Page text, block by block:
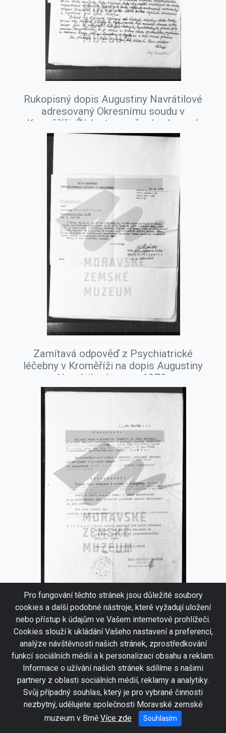
Pro fungování těchto stránek jsou důležité soubory
cookies a další podobné nástroje, které vyžadují uložení
nebo přístup k údajům ve Vašem internetové prohlížeči.
Cookies slouží k ukládání Vašeho nastavení a preferencí,
analýze návštěvnosti našich stránek, zprostředkování
funkcí sociálních médií a k personalizaci obsahu a reklam.
Informace o užívání našich stránek sdílíme s našimi
partnery z oblasti sociálních médií, reklamy a analytiky.
Svůj případný souhlas, který je pro vybrané činnosti
nezbytný, udělujete společnosti Moravské zemské
muzeum v Brně Více zde Souhlasím
Rukopisný dopis Augustiny Navrátilové
adresovaný Okresnímu soudu v
Kroměříži. Žádost o zrušení ochranné
ústavní psychiatrické léčby jejího
manžela Augustina Navrátila, srpen
Zamítavá odpověď z Psychiatrické
léčebny v Kroměříži na dopis Augustiny
Navrátilové, srpen 1978.
Usnesení o zbavení způsobilosti k
právním úkonům Augustina Navrátila,
srpen 1978.